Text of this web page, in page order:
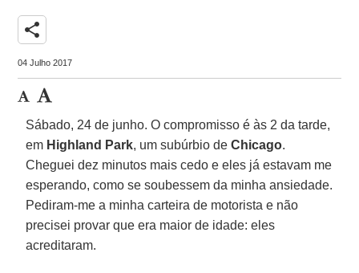
share
04 Julho 2017
Sábado, 24 de junho. O compromisso é às 2 da tarde,
em Highland Park, um subúrbio deChicago.
Cheguei dez minutos mais cedo e eles já estavam me
esperando, como se soubessem da minha ansiedade.
Pediram-me a minha carteira de motorista e não
precisei provar que era maior de idade: eles
acreditaram.